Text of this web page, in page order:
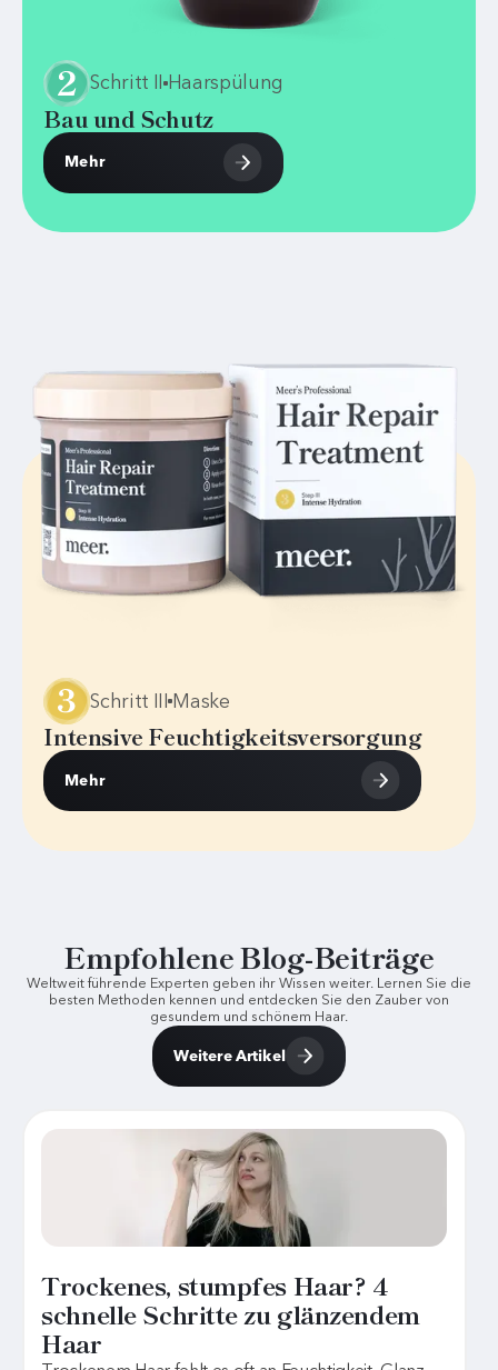
Schritt II Haarspülung
Bau und Schutz
Mehr
Schritt IIIMaske
Intensive Feuchtigkeitsversorgung
Mehr
Empfohlene Blog-Beiträge
Weltweit führende Experten geben ihr Wissen weiter. Lernen Sie die
besten Methoden kennen und entdecken Sie den Zauber von
gesundem und schönem Haar.
Weitere Artikel
Trockenes, stumpfes Haar? 4
schnelle Schritte zu glänzendem
Haar